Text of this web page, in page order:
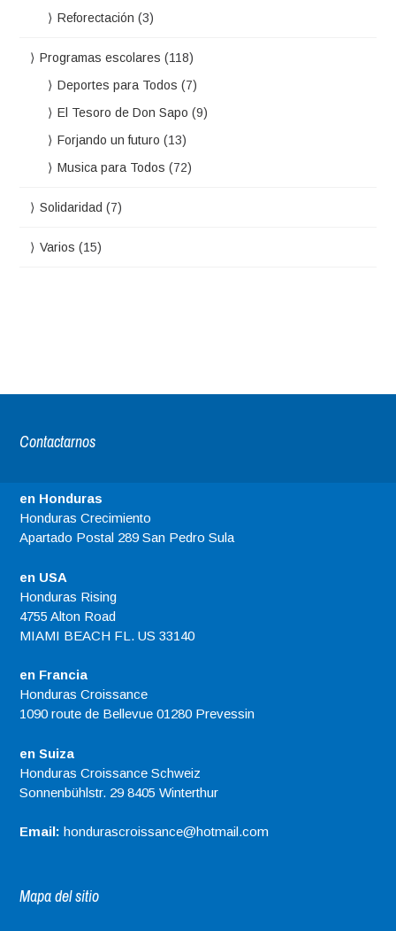
Reforectación (3)
Programas escolares (118)
Deportes para Todos (7)
El Tesoro de Don Sapo (9)
Forjando un futuro (13)
Musica para Todos (72)
Solidaridad (7)
Varios (15)
Contactarnos
en Honduras
Honduras Crecimiento
Apartado Postal 289 San Pedro Sula
en USA
Honduras Rising
4755 Alton Road
MIAMI BEACH FL. US 33140
en Francia
Honduras Croissance
1090 route de Bellevue 01280 Prevessin
en Suiza
Honduras Croissance Schweiz
Sonnenbühlstr. 29 8405 Winterthur
Email: hondurascroissance@hotmail.com
Mapa del sitio